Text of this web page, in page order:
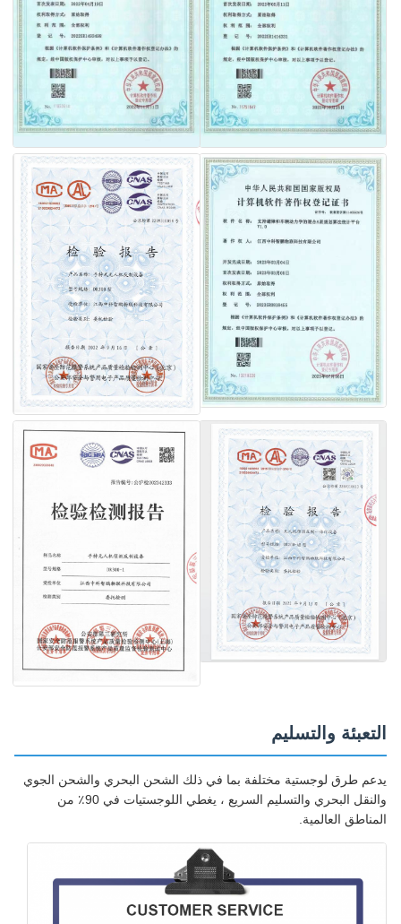
التعبئة والتسليم
يدعم طرق لوجستية مختلفة بما في ذلك الشحن البحري والشحن الجوي
والنقل البحري والتسليم السريع ، يغطي اللوجستيات في 90٪ من
المناطق العالمية.